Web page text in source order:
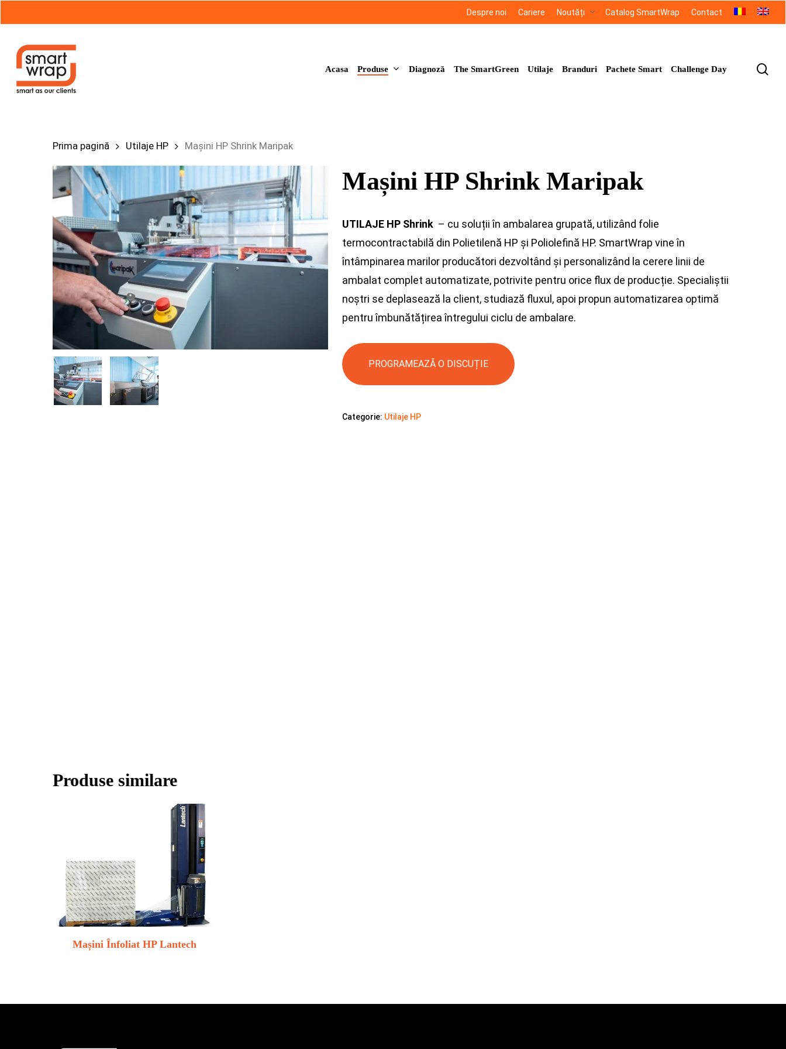
to
main
content
Despre noi Cariere Noutăți Catalog SmartWrap Contact
Acasa Produse Diagnoză The SmartGreen Utilaje Branduri Pachete Smart Challenge Day
Prima pagină Utilaje HP Mașini HP Shrink Maripak
Mașini HP Shrink Maripak
UTILAJE HP Shrink – cu soluții în ambalarea grupată, utilizând folie
termocontractabilă din Polietilenă HP și Poliolefină HP. SmartWrap vine în
întâmpinarea marilor producători dezvoltând și personalizând la cerere linii de
ambalat complet automatizate, potrivite pentru orice flux de producție. Specialiștii
noștri se deplasează la client, studiază fluxul, apoi propun automatizarea optimă
pentru îmbunătățirea întregului ciclu de ambalare.
PROGRAMEAZĂ O DISCUȚIE
Categorie: Utilaje HP
Produse similare
Mașini Înfoliat HP Lantech